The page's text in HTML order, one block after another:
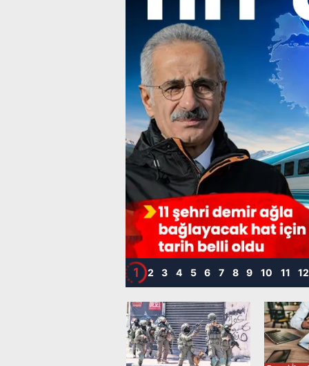
1 2 3 4 5 6 7 8 9 10 11 12